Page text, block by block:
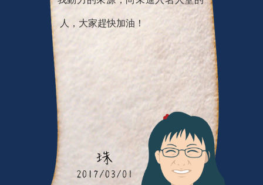
我動力的來源，尚未進入名人堂的